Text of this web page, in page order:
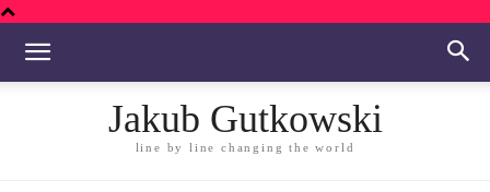
Jakub Gutkowski
line by line changing the world